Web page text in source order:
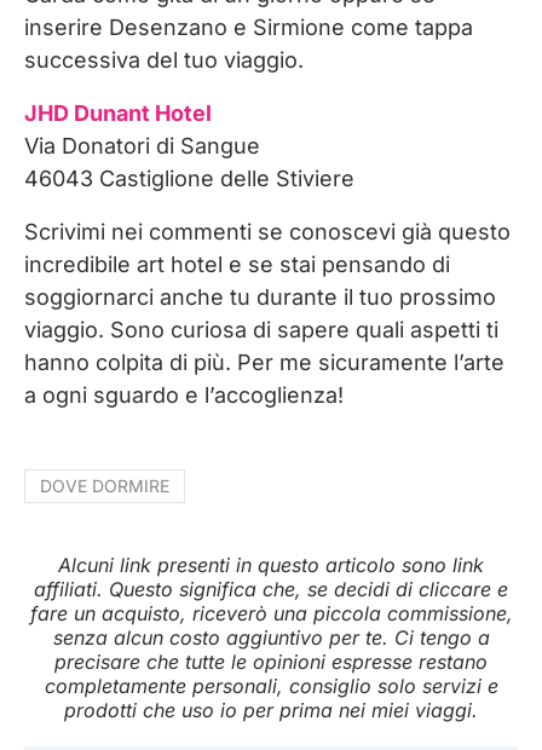
inserire Desenzano e Sirmione come tappa
successiva del tuo viaggio.
JHD Dunant Hotel
Via Donatori di Sangue
46043 Castiglione delle Stiviere
Scrivimi nei commenti se conoscevi già questo
incredibile art hotel e se stai pensando di
soggiornarci anche tu durante il tuo prossimo
viaggio. Sono curiosa di sapere quali aspetti ti
hanno colpita di più. Per me sicuramente l’arte
a ogni sguardo e l’accoglienza!
DOVE DORMIRE
Alcuni link presenti in questo articolo sono link
affiliati. Questo significa che, se decidi di cliccare e
fare un acquisto, riceverò una piccola commissione,
senza alcun costo aggiuntivo per te. Ci tengo a
precisare che tutte le opinioni espresse restano
completamente personali, consiglio solo servizi e
prodotti che uso io per prima nei miei viaggi.